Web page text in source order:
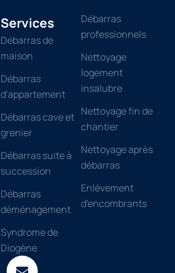
Services
Débarras de
maison
Débarras
d'appartement
Débarras cave et
grenier
Débarras suite à
succession
Débarras
déménagement
Syndrome de
Diogène
Débarras
professionnels
Nettoyage
logement
insalubre
Nettoyage fin de
chantier
Nettoyage après
débarras
Enlèvement
d'encombrants